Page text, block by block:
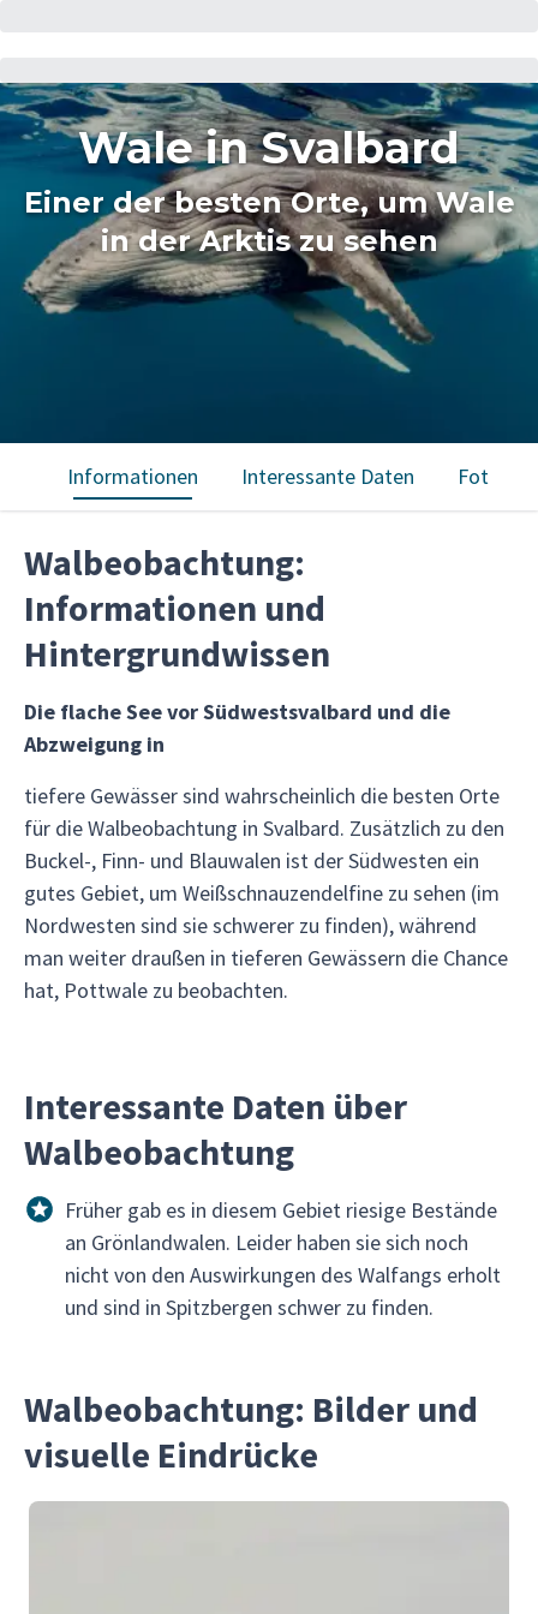
Wale in Svalbard
Einer der besten Orte, um Wale
in der Arktis zu sehen
Informationen Interessante Daten Fotos
Walbeobachtung:
Informationen und
Hintergrundwissen
Die flache See vor Südwestsvalbard und die
Abzweigung in
tiefere Gewässer sind wahrscheinlich die besten Orte
für die Walbeobachtung in Svalbard. Zusätzlich zu den
Buckel-, Finn- und Blauwalen ist der Südwesten ein
gutes Gebiet, um Weißschnauzendelfine zu sehen (im
Nordwesten sind sie schwerer zu finden), während
man weiter draußen in tieferen Gewässern die Chance
hat, Pottwale zu beobachten.
Interessante Daten über
Walbeobachtung
Früher gab es in diesem Gebiet riesige Bestände
an Grönlandwalen. Leider haben sie sich noch
nicht von den Auswirkungen des Walfangs erholt
und sind in Spitzbergen schwer zu finden.
Walbeobachtung: Bilder und
visuelle Eindrücke